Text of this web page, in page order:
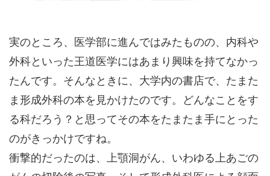
実のところ、医学部に進んではみたものの、内科や
外科といった王道医学にはあまり興味を持てなかっ
たんです。そんなときに、大学内の書店で、たまた
ま形成外科の本を見かけたのです。どんなことをす
る科だろう？と思ってその本をたまたま手にとった
のがきっかけですね。
衝撃的だったのは、上顎洞がん、いわゆる上あごの